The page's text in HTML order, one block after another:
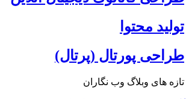
تولید محتوا
طراحی پورتال (پرتال)
تازه های وبلاگ وب نگاران